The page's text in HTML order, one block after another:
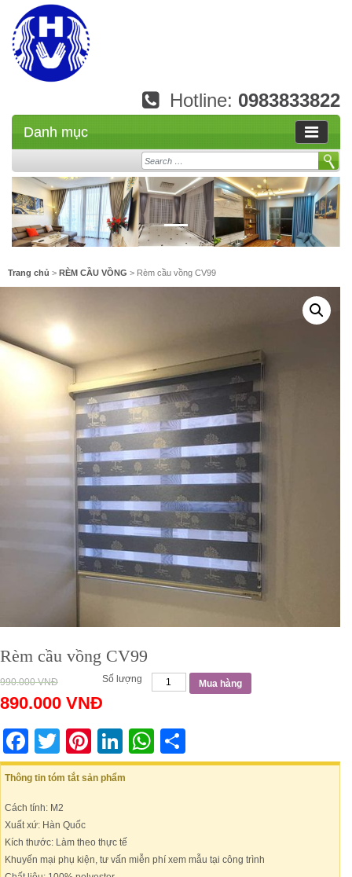
Hotline: 0983833822
Danh mục
Search
Trang chủ > RÈM CẦU VỒNG > Rèm cầu vồng CV99
Rèm cầu vồng CV99
990.000VNĐ
890.000 VNĐ
Số lượng Mua hàng
Facebook
TwitterPinterest
LinkedIn
WhatsApp
Thông tin tóm tắt sản phẩm
Cách tính: M2
Xuất xứ: Hàn Quốc
Kích thước: Làm theo thực tế
Khuyến mại phụ kiện, tư vấn miễn phí xem mẫu tại công trình